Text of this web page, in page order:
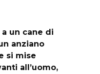
un cane di
anziano
si mise
all’uomo,